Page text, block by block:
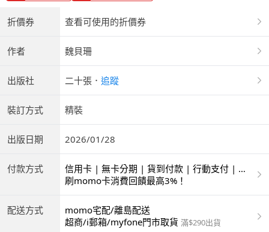
折價券 查看可使用的折價券
作者 魏貝珊
出版社 二十張 ． 追蹤
裝訂方式 精裝
出版日期 2026/01/28
付款方式
信用卡 | 無卡分期 | 貨到付款 | 行動支付 | 超
商付款 | ATM | 銀聯卡
刷momo卡消費回饋最高3%！
配送方式
momo宅配/離島配送
超商/i郵箱/myfone門市取貨 滿$290出貨